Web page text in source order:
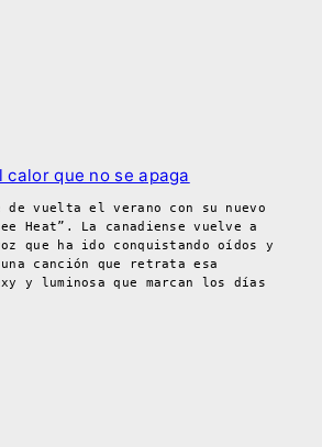
calor que no se apaga
de vuelta el verano con su nuevo
Heat”. La canadiense vuelve a
que ha ido conquistando oídos y
canción que retrata esa
y luminosa que marcan los días